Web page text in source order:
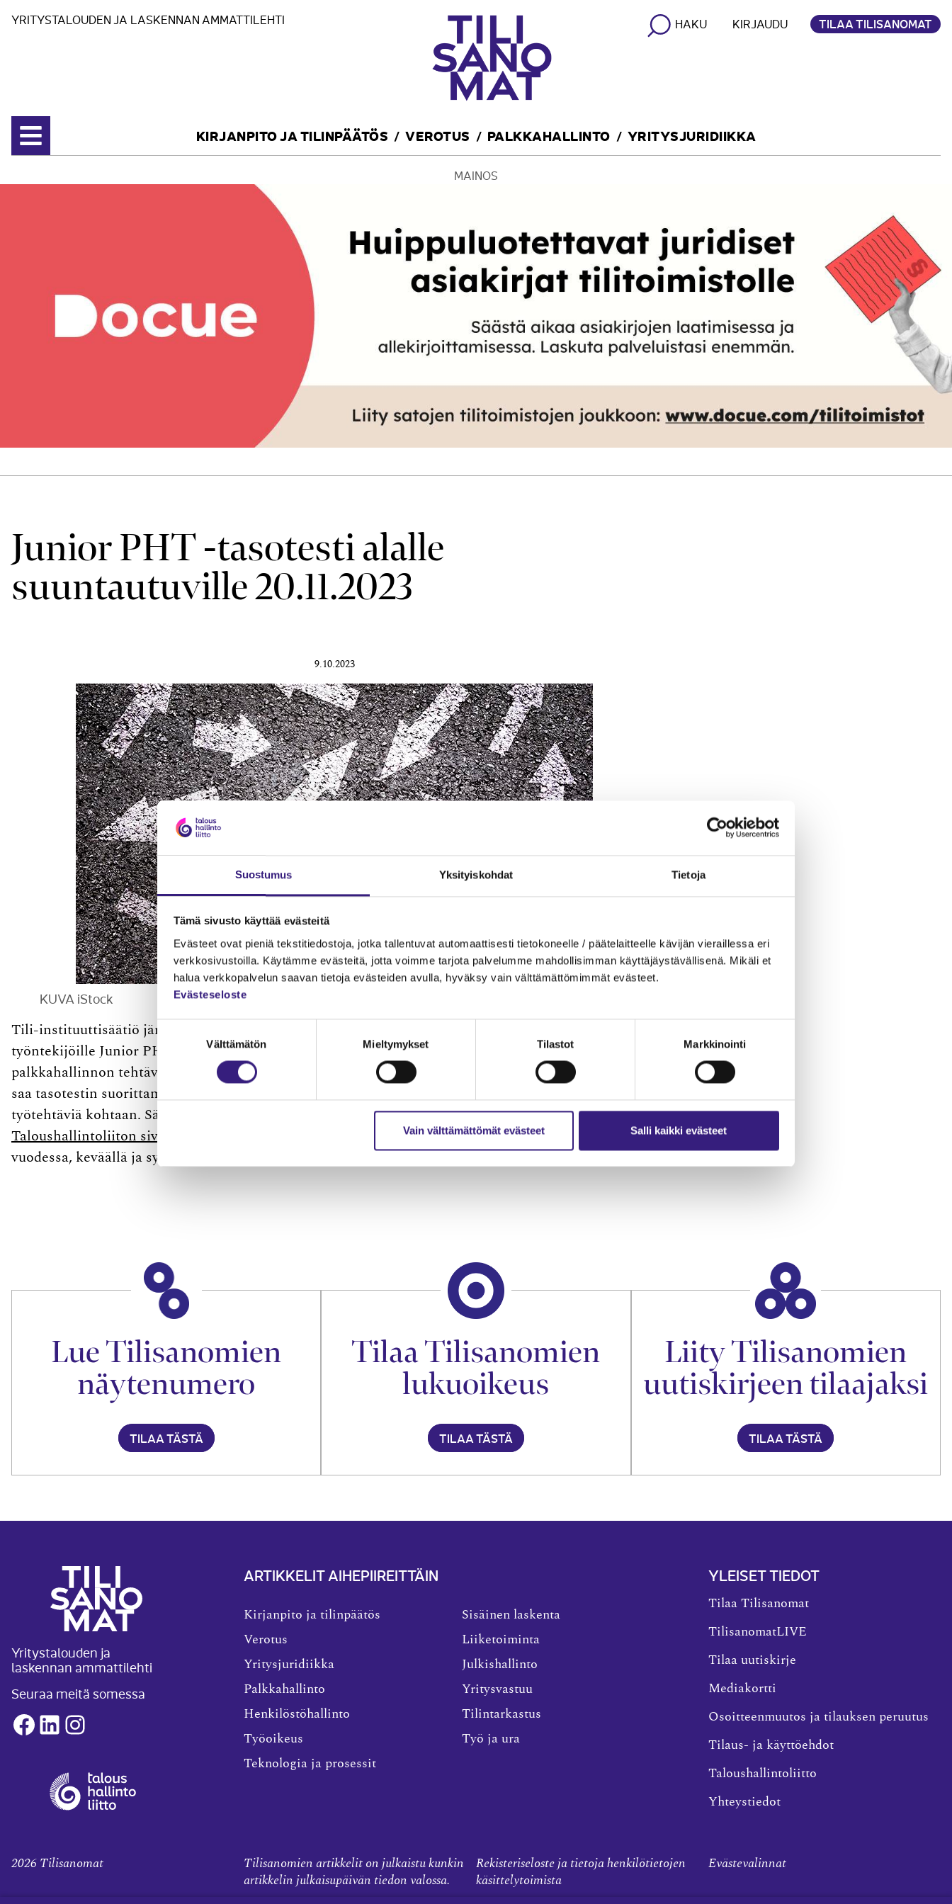
Suostumus Yksityiskohdat Tietoja
Tämä sivusto käyttää evästeitä
Evästeet ovat pieniä tekstitiedostoja, jotka tallentuvat automaattisesti tietokoneelle / päätelaitteelle kävijän vieraillessa eri
verkkosivustoilla. Käytämme evästeitä, jotta voimme tarjota palvelumme mahdollisimman käyttäjäystävällisenä. Mikäli et
halua verkkopalvelun saavan tietoja evästeiden avulla, hyväksy vain välttämättömimmät evästeet.
Evästeseloste
Suostumuksen
Välttämätön Mieltymykset Tilastot Markkinointi
Vain välttämättömät evästeet Salli kaikki evästeet
YRITYSTALOUDEN JA LASKENNAN AMMATTILEHTI HAKU KIRJAUDU TILAA TILISANOMAT
Avaa valikko
KIRJANPITO JA TILINPÄÄTÖS VEROTUS PALKKAHALLINTO YRITYSJURIDIIKKA
MAINOS
Junior PHT -tasotesti alalle
suuntautuville 20.11.2023
9.10.2023
KUVA iStock
Tili-​instituuttisäätiö järjestää palkka- ja taloushallinto­alan opiskelijoille sekä alan uusille
työntekijöille Junior PHT -tasotestin ensimmäistä kertaa 20.11.2023. Tasotesti mittaa osaamisen tasoa
palkkahallinnon tehtävissä ja sisältää käytännön työelämässä vastaan tulevia kysymyksiä. Osallistuja
saa tasotestin suorittamisesta todistuksen, jolla voi osoittaa työnantajalle kiinnostuksensa alan
työtehtäviä kohtaan. Sähköisellä alustalla järjestettävään testiin pääsee ilmoittautumaan
Taloushallintoliiton sivustolla.
Maksuton tunnin kestävä tasotesti järjestetään jatkossa kaksi kertaa
vuodessa, keväällä ja syksyllä.
Lue Tilisanomien
näytenumero
TILAA TÄSTÄ
Tilaa Tilisanomien
lukuoikeus
TILAA TÄSTÄ
Liity Tilisanomien
uutiskirjeen tilaajaksi
TILAA TÄSTÄ
Yritystalouden ja
laskennan ammattilehti
Seuraa meitä somessa
Facebook
LinkedInInstagram
ARTIKKELIT AIHEPIIREITTÄIN
Kirjanpito ja tilinpäätös
Verotus
Yritysjuridiikka
Palkkahallinto
Henkilöstöhallinto
Työoikeus
Teknologia ja prosessit
Sisäinen laskenta
Liiketoiminta
Julkishallinto
Yritysvastuu
Tilintarkastus
Työ ja ura
YLEISET TIEDOT
Tilaa Tilisanomat
TilisanomatLIVE
Tilaa uutiskirje
Mediakortti
Osoitteenmuutos ja tilauksen peruutus
Tilaus- ja käyttöehdot
Taloushallintoliitto
Yhteystiedot
2026 Tilisanomat
Tilisanomien artikkelit on julkaistu kunkin
artikkelin julkaisupäivän tiedon valossa.
Rekisteriseloste ja tietoja henkilötietojen
käsittelytoimista
Evästevalinnat